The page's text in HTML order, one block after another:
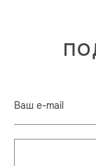
Ваш e-mail